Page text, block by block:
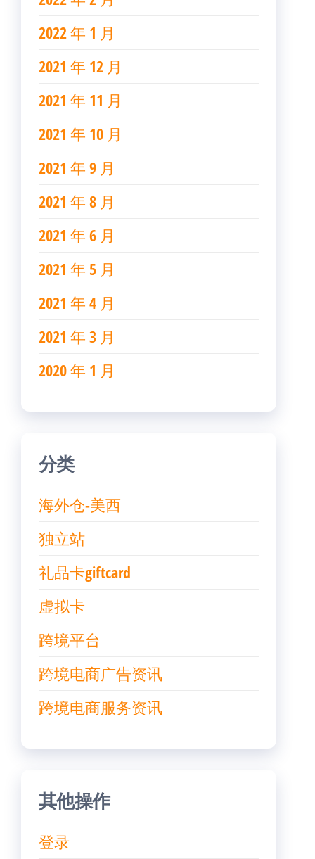
2022 年 1 月
2021 年 12 月
2021 年 11 月
2021 年 10 月
2021 年 9 月
2021 年 8 月
2021 年 6 月
2021 年 5 月
2021 年 4 月
2021 年 3 月
2020 年 1 月
分类
海外仓-美西
独立站
礼品卡giftcard
虚拟卡
跨境平台
跨境电商广告资讯
跨境电商服务资讯
其他操作
登录